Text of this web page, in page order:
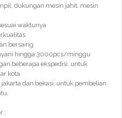
dukungan mesin jahit, mesin
waktunya
bersaing
hingga 3000pcs/minggu
beberapa ekspedisi, untuk
kota
dan bekasi, untuk pembelian
;